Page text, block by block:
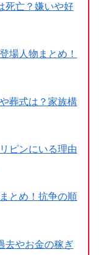
死亡？嫌いや好
場人物まとめ！
葬式は？家族構
ピンにいる理由
とめ！抗争の順
去やお金の稼ぎ